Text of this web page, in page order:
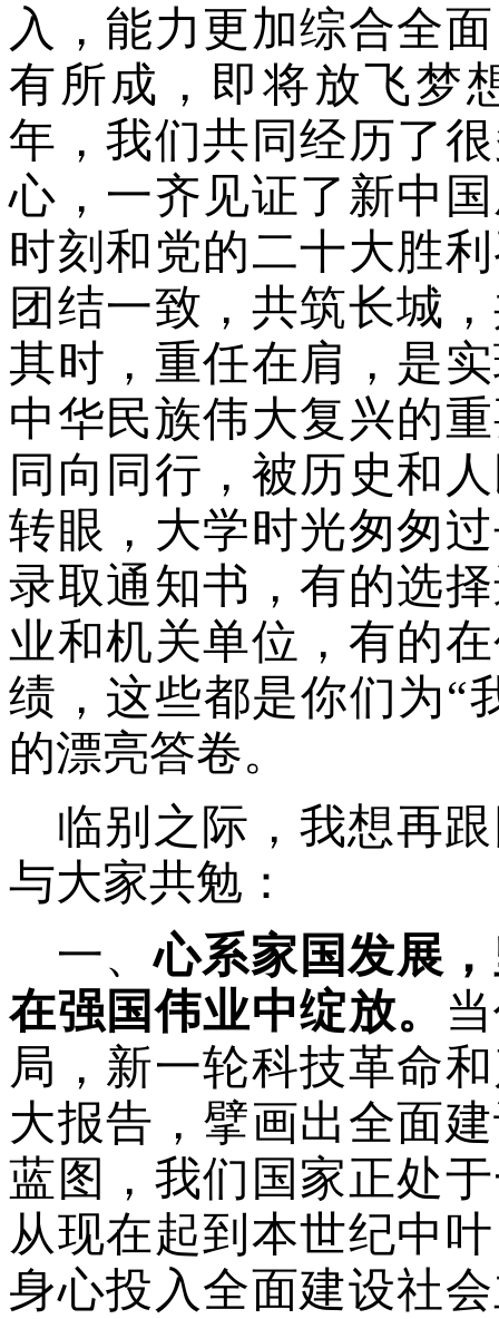
入，能力更加综合全
有所成，即将放飞梦
年，我们共同经历了
心，一齐见证了新中
时刻和党的二十大胜
团结一致，共筑长城
其时，重任在肩，是
中华民族伟大复兴的
同向同行，被历史和
转眼，大学时光匆匆
录取通知书，有的选
业和机关单位，有的
绩，这些都是你们为“
的漂亮答卷。
临别之际，我想再
与大家共勉：
一、心系家国发展
在强国伟业中绽放。
局，新一轮科技革命
大报告，擘画出全面
蓝图，我们国家正处
从现在起到本世纪中
身心投入全面建设社